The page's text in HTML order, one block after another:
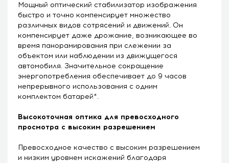
Мощный оптический стабилизатор изображения
быстро и точно компенсирует множество
различных видов сотрясений и движений. Он
компенсирует даже дрожание, возникающее во
время панорамирования при слежении за
объектом или наблюдении из движущегося
автомобиля. Значительное сокращение
энергопотребления обеспечивает до 9 часов
непрерывного использования с одним
комплектом батарей*.
Высокоточная оптика для превосходного
просмотра с высоким разрешением
Превосходное качество с высоким разрешением
и низким уровнем искажений благодаря